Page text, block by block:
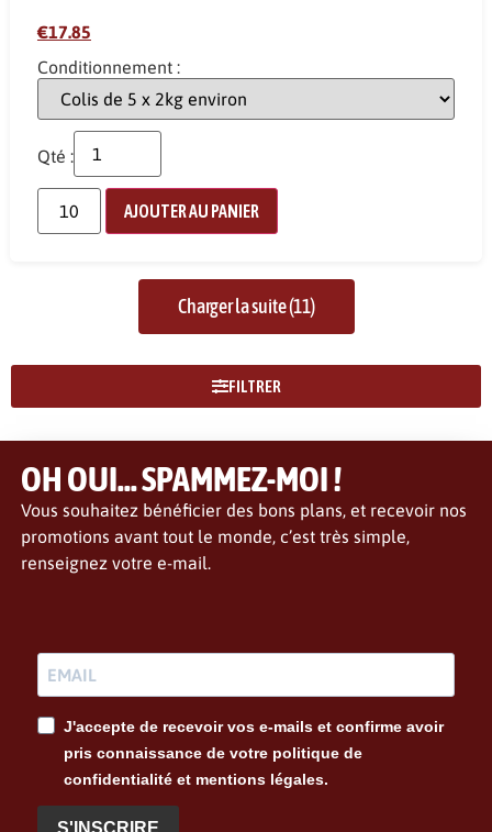
€17.85
Conditionnement :
Qté :
AJOUTER AU PANIER
Charger la suite (11)
FILTRER
OH OUI... SPAMMEZ-MOI !
Vous souhaitez bénéficier des bons plans, et recevoir nos
promotions avant tout le monde, c’est très simple,
renseignez votre e-mail.
J'accepte de recevoir vos e-mails et confirme avoir
pris connaissance de votre politique de
confidentialité et mentions légales.
S'INSCRIRE